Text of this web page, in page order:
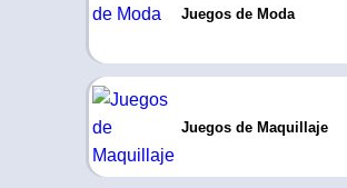
Juegos de Moda
Juegos de Maquillaje